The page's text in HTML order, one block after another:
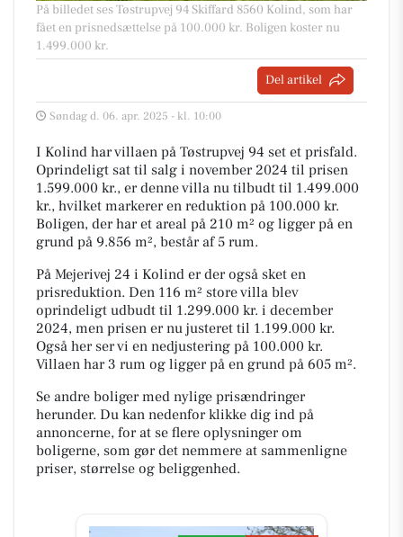
På billedet ses Tøstrupvej 94 Skiffard 8560 Kolind, som har
fået en prisnedsættelse på 100.000 kr. Boligen koster nu
1.499.000 kr.
Del artikel
Søndag d. 06. apr. 2025 - kl. 10:00
I Kolind har villaen på Tøstrupvej 94 set et prisfald.
Oprindeligt sat til salg i november 2024 til prisen
1.599.000 kr., er denne villa nu tilbudt til 1.499.000
kr., hvilket markerer en reduktion på 100.000 kr.
Boligen, der har et areal på 210 m² og ligger på en
grund på 9.856 m², består af 5 rum.
På Mejerivej 24 i Kolind er der også sket en
prisreduktion. Den 116 m² store villa blev
oprindeligt udbudt til 1.299.000 kr. i december
2024, men prisen er nu justeret til 1.199.000 kr.
Også her ser vi en nedjustering på 100.000 kr.
Villaen har 3 rum og ligger på en grund på 605 m².
Se andre boliger med nylige prisændringer
herunder. Du kan nedenfor klikke dig ind på
annoncerne, for at se flere oplysninger om
boligerne, som gør det nemmere at sammenligne
priser, størrelse og beliggenhed.